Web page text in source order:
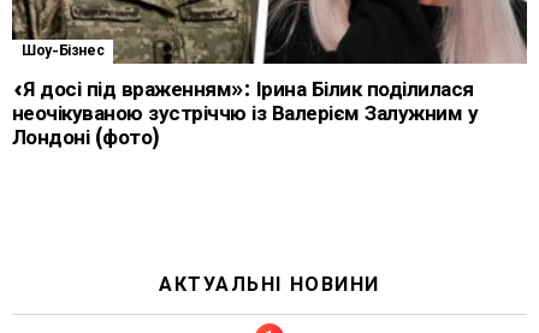
Шоу-Бізнес
«Я досі під враженням»: Ірина Білик поділилася
неочікуваною зустріччю із Валерієм Залужним у
Лондоні (фото)
АКТУАЛЬНІ НОВИНИ